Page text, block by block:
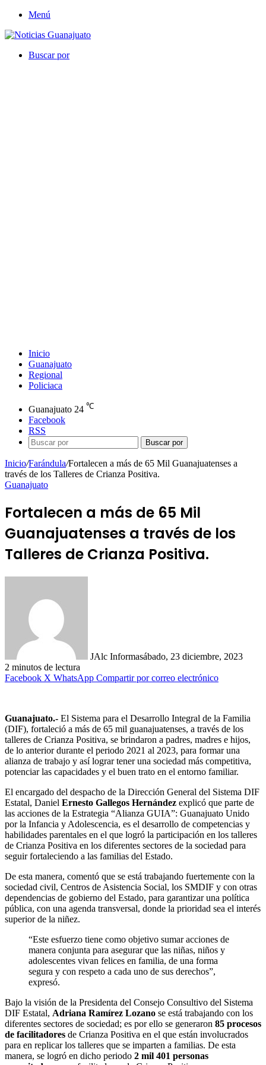
Menú
Buscar por
Inicio
Guanajuato
Regional
Policiaca
Guanajuato 24 ℃
Facebook
RSS
Buscar por
Inicio/Farándula/Fortalecen a más de 65 Mil Guanajuatenses a
través de los Talleres de Crianza Positiva.
Guanajuato
Fortalecen a más de 65 Mil
Guanajuatenses a través de los
Talleres de Crianza Positiva.
JAlc Informasábado, 23 diciembre, 2023
2 minutos de lectura
Facebook X WhatsApp Compartir por correo electrónico
Guanajuato.- El Sistema para el Desarrollo Integral de la Familia
(DIF), fortaleció a más de 65 mil guanajuatenses, a través de los
talleres de Crianza Positiva, se brindaron a padres, madres e hijos,
de lo anterior durante el periodo 2021 al 2023, para formar una
alianza de trabajo y así lograr tener una sociedad más competitiva,
potenciar las capacidades y el buen trato en el entorno familiar.
El encargado del despacho de la Dirección General del Sistema DIF
Estatal, Daniel Ernesto Gallegos Hernández explicó que parte de
las acciones de la Estrategia “Alianza GUIA”: Guanajuato Unido
por la Infancia y Adolescencia, es el desarrollo de competencias y
habilidades parentales en el que logró la participación en los talleres
de Crianza Positiva en los diferentes sectores de la sociedad para
seguir fortaleciendo a las familias del Estado.
De esta manera, comentó que se está trabajando fuertemente con la
sociedad civil, Centros de Asistencia Social, los SMDIF y con otras
dependencias de gobierno del Estado, para garantizar una política
pública, con una agenda transversal, donde la prioridad sea el interés
superior de la niñez.
“Este esfuerzo tiene como objetivo sumar acciones de
manera conjunta para asegurar que las niñas, niños y
adolescentes vivan felices en familia, de una forma
segura y con respeto a cada uno de sus derechos”,
expresó.
Bajo la visión de la Presidenta del Consejo Consultivo del Sistema
DIF Estatal, Adriana Ramírez Lozano se está trabajando con los
diferentes sectores de sociedad; es por ello se generaron 85 procesos
de facilitadores de Crianza Positiva en el que están involucrados
para en replicar los talleres que se imparten a familias. De esta
manera, se logró en dicho periodo 2 mil 401 personas